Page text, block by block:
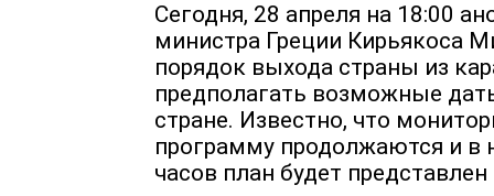
Сегодня, 28 апреля на 18:00
министра Греции Кирьякоса
порядок выхода страны из
предполагать возможные
стране. Известно, что
программу продолжаются и в
часов план будет